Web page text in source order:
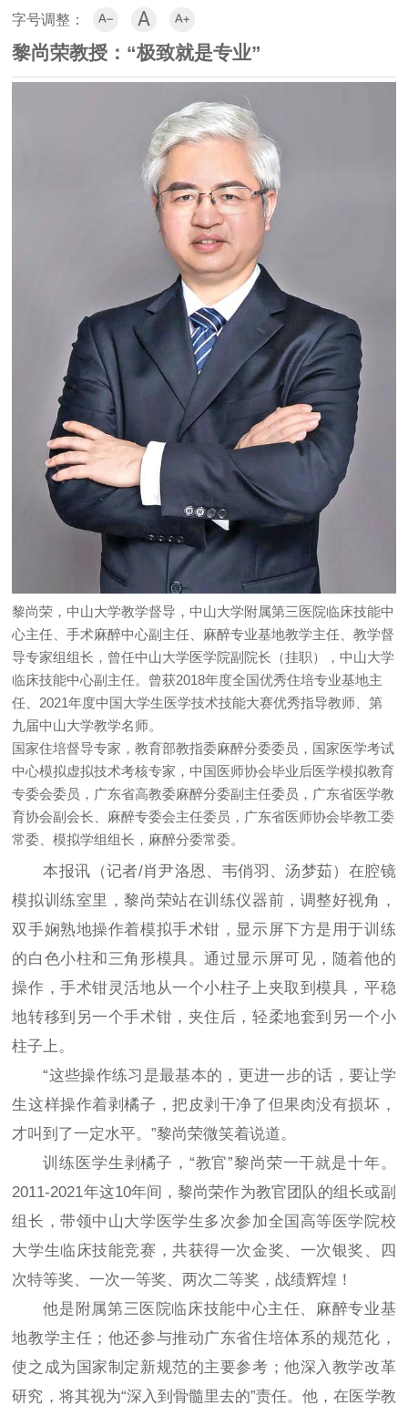
字号调整：   
黎尚荣教授：“极致就是专业”
黎尚荣，中山大学教学督导，中山大学附属第三医院临床技能中
心主任、手术麻醉中心副主任、麻醉专业基地教学主任、教学督
导专家组组长，曾任中山大学医学院副院长（挂职），中山大学
临床技能中心副主任。曾获2018年度全国优秀住培专业基地主
任、2021年度中国大学生医学技术技能大赛优秀指导教师、第
九届中山大学教学名师。
国家住培督导专家，教育部教指委麻醉分委委员，国家医学考试
中心模拟虚拟技术考核专家，中国医师协会毕业后医学模拟教育
专委会委员，广东省高教委麻醉分委副主任委员，广东省医学教
育协会副会长、麻醉专委会主任委员，广东省医师协会毕教工委
常委、模拟学组组长，麻醉分委常委。
本报讯（记者/肖尹洛恩、韦俏羽、汤梦茹）在腔镜
模拟训练室里，黎尚荣站在训练仪器前，调整好视角，
双手娴熟地操作着模拟手术钳，显示屏下方是用于训练
的白色小柱和三角形模具。通过显示屏可见，随着他的
操作，手术钳灵活地从一个小柱子上夹取到模具，平稳
地转移到另一个手术钳，夹住后，轻柔地套到另一个小
柱子上。
“这些操作练习是最基本的，更进一步的话，要让学
生这样操作着剥橘子，把皮剥干净了但果肉没有损坏，
才叫到了一定水平。”黎尚荣微笑着说道。
训练医学生剥橘子，“教官”黎尚荣一干就是十年。
2011-2021年这10年间，黎尚荣作为教官团队的组长或副
组长，带领中山大学医学生多次参加全国高等医学院校
大学生临床技能竞赛，共获得一次金奖、一次银奖、四
次特等奖、一次一等奖、两次二等奖，战绩辉煌！
他是附属第三医院临床技能中心主任、麻醉专业基
地教学主任；他还参与推动广东省住培体系的规范化，
使之成为国家制定新规范的主要参考；他深入教学改革
研究，将其视为“深入到骨髓里去的”责任。他，在医学教